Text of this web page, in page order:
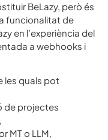
BeLazy, però és
funcionalitat de
en l’experiència del
a webhooks i
les quals pot
de projectes
MT o LLM,